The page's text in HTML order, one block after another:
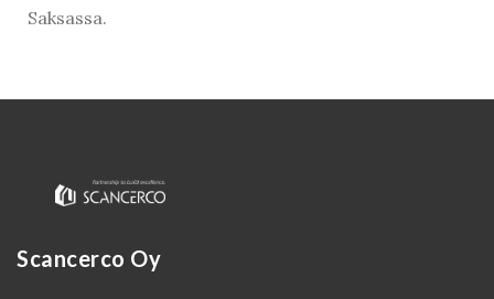
Saksassa.
Scancerco Oy